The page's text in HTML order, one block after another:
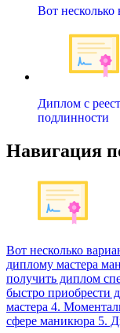
Вот
Диплом с
подлинности
Навигация
Вот несколько
диплому мастера
получить диплом
быстро приобрести
мастера 4.
сфере маникюра 5.